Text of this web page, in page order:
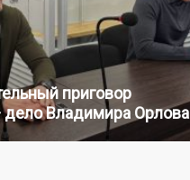
приговор
Владимира Орлова